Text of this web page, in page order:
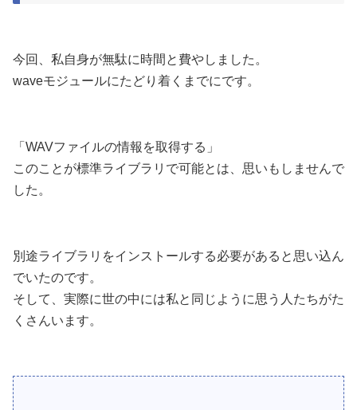
今回、私自身が無駄に時間と費やしました。
waveモジュールにたどり着くまでにです。
「WAVファイルの情報を取得する」
このことが標準ライブラリで可能とは、思いもしませんで
した。
別途ライブラリをインストールする必要があると思い込ん
でいたのです。
そして、実際に世の中には私と同じように思う人たちがた
くさんいます。